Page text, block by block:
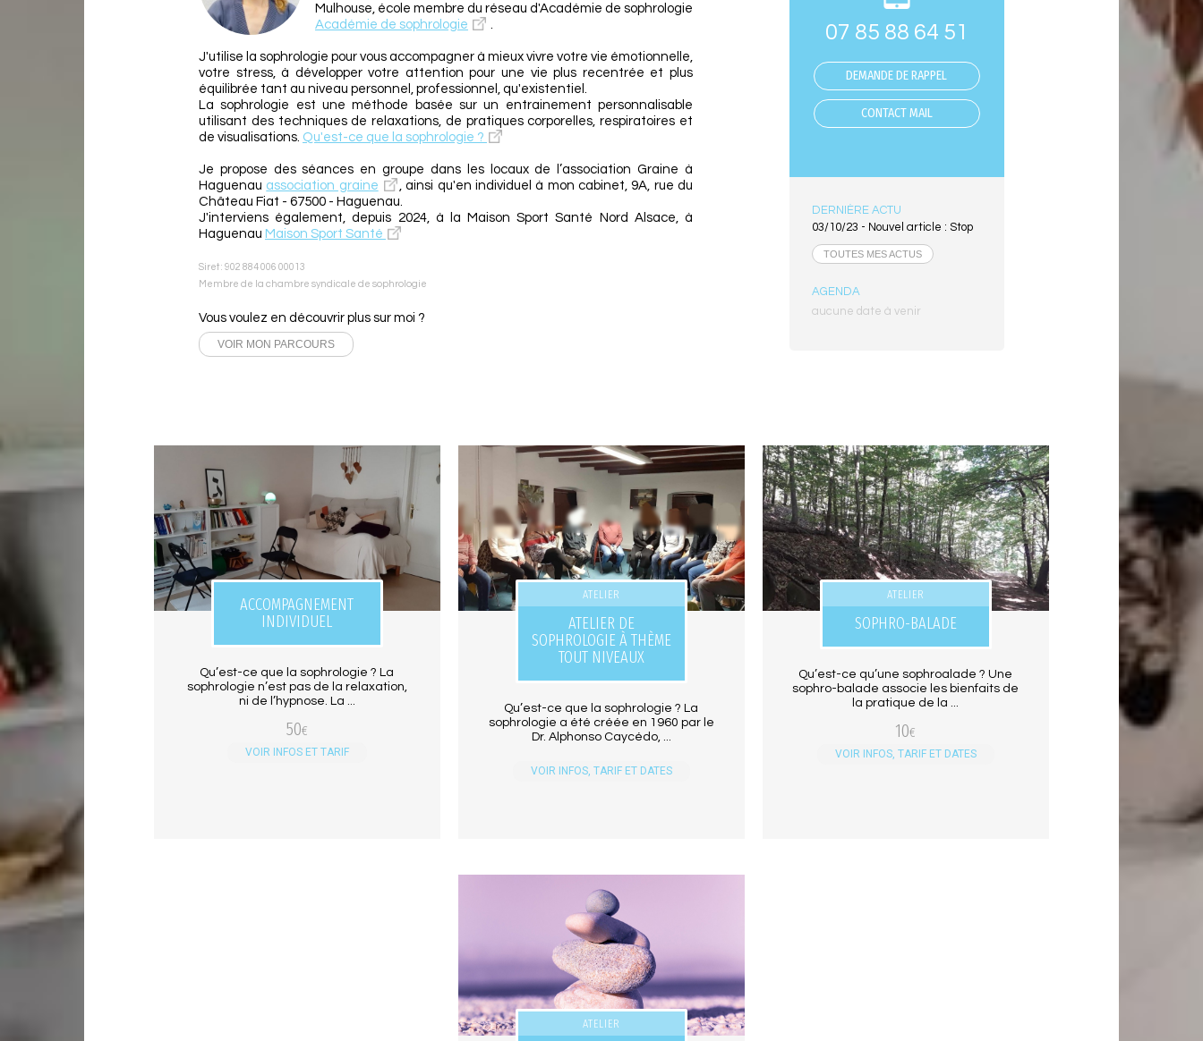
Mulhouse, école membre du réseau d'Académie de sophrologie
Académie de sophrologie
J'utilise la sophrologie pour vous accompagner à mieux vivre votre vie émotionnelle,
votre stress, à développer votre attention pour une vie plus recentrée et plus
équilibrée tant au niveau personnel, professionnel, qu'existentiel.
La sophrologie est une méthode basée sur un entrainement personnalisable
utilisant des techniques de relaxations, de pratiques corporelles, respiratoires et
de visualisations. Qu'est-ce que la sophrologie ?
Je propose des séances en groupe dans les locaux de l’association Graine à
Haguenau association graine
, ainsi qu'en individuel à mon cabinet, 9A, rue du
Château Fiat - 67500 - Haguenau.
J'interviens également, depuis 2024, à la Maison Sport Santé Nord Alsace, à
Haguenau Maison Sport Santé
Siret : 902 884 006 00013
Membre de la chambre syndicale de sophrologie
Vous voulez en découvrir plus sur moi ?
VOIR MON PARCOURS
07 85 88 64 51
DEMANDE DE RAPPEL
CONTACT MAIL
DERNIÈRE ACTU
03/10/23 - Nouvel article : Stop
TOUTES MES ACTUS
AGENDA
aucune date à venir
ACCOMPAGNEMENT
INDIVIDUEL
Qu’est-ce que la sophrologie ? La
sophrologie n’est pas de la relaxation,
ni de l’hypnose. La ...
50€
VOIR INFOS ET TARIF
ATELIER
ATELIER DE
SOPHROLOGIE À THÈME
TOUT NIVEAUX
Qu’est-ce que la sophrologie ? La
sophrologie a été créée en 1960 par le
Dr. Alphonso Caycédo, ...
VOIR INFOS, TARIF ET DATES
ATELIER
SOPHRO-BALADE
Qu’est-ce qu’une sophroalade ? Une
sophro-balade associe les bienfaits de
la pratique de la ...
10€
VOIR INFOS, TARIF ET DATES
ATELIER